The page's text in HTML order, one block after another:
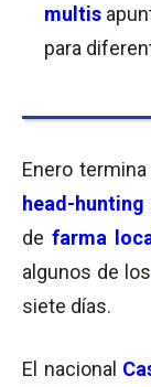
multis
para
Enero
head-hunting
defarma
algunos de los
siete días.
El nacional